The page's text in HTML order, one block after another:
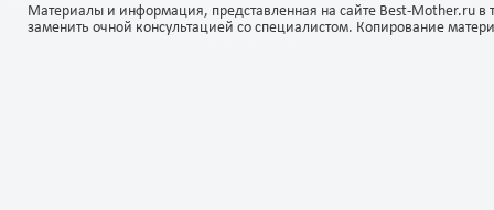
Материалы и информация, представленная на сайте Best-Mother.ru
заменить очной консультацией со специалистом. Копирование